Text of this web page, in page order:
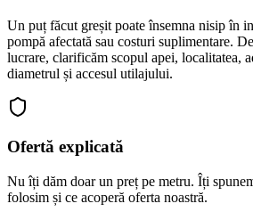
Un puț făcut greșit poate însemna nisip în
pompă afectată sau costuri suplimentare.
lucrare, clarificăm scopul apei, localitatea,
diametrul și accesul utilajului.
Ofertă explicată
Nu îți dăm doar un preț pe metru. Îți
folosim și ce acoperă oferta noastră.